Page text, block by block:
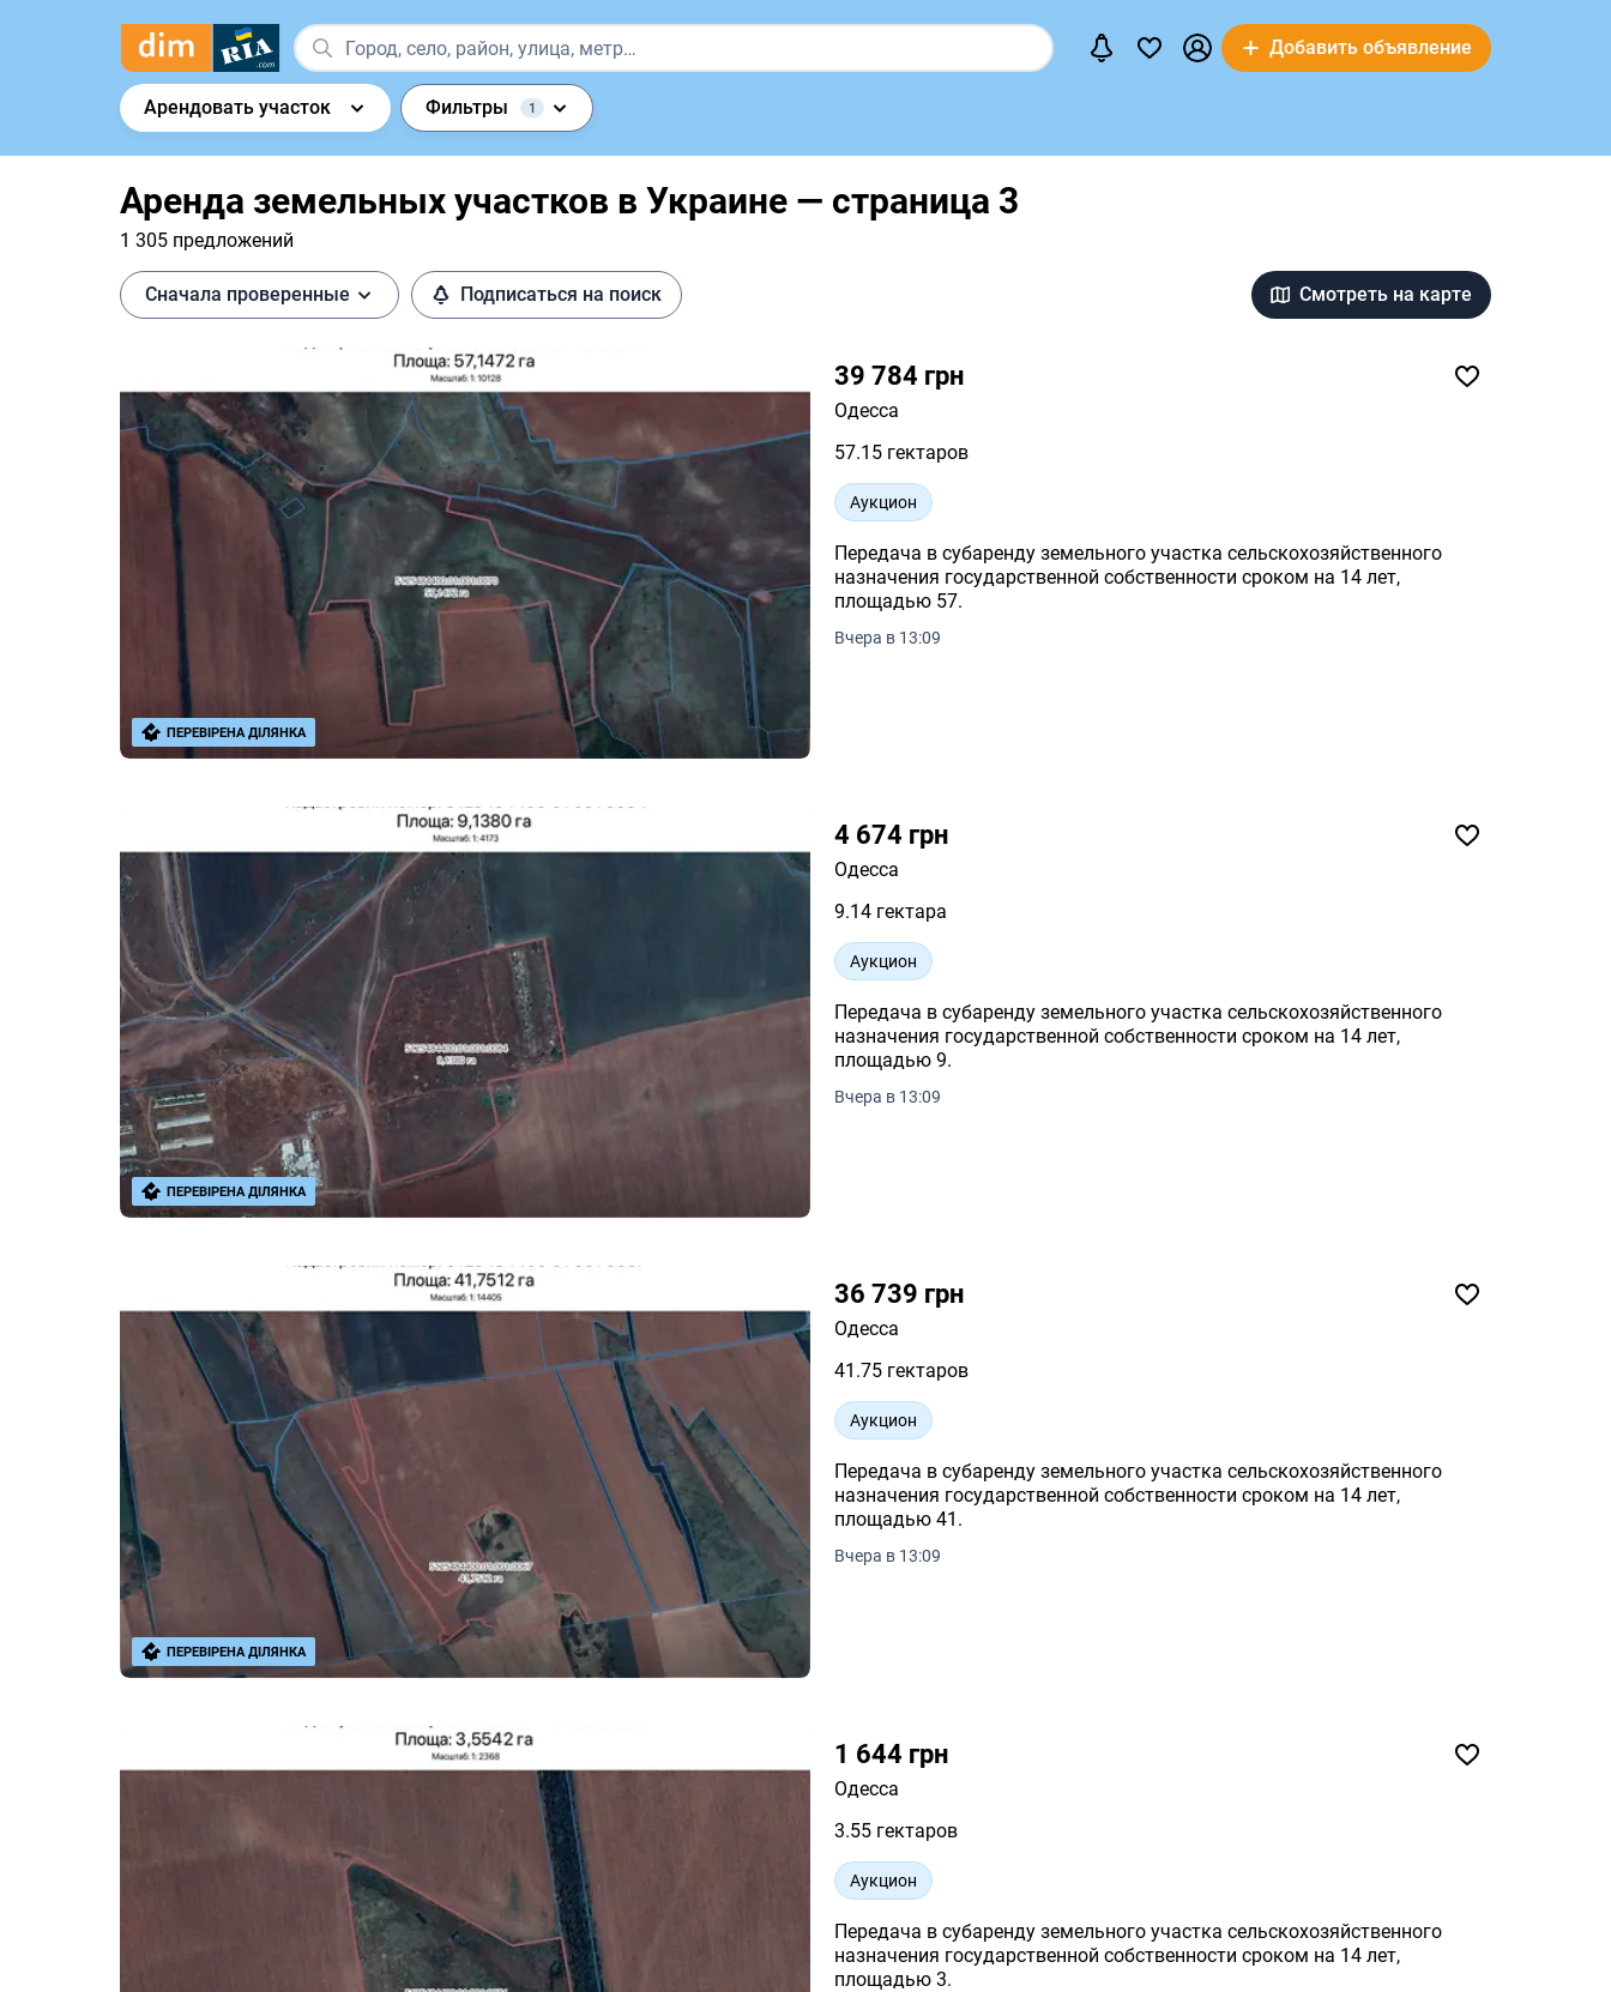
Добавить объявление
Арендовать участок Фильтры 1
Аренда земельных участков в Украине — страница 3
1 305 предложений
Сначала проверенные Подписаться на поиск Смотреть на карте
39 784 грн
Одесса
57.15 гектаров
Аукцион
Передача в субаренду земельного участка сельскохозяйственного
назначения государственной собственности сроком на 14 лет,
площадью 57.
Вчера в 13:09
ПЕРЕВІРЕНА ДІЛЯНКА
4 674 грн
Одесса
9.14 гектара
Аукцион
Передача в субаренду земельного участка сельскохозяйственного
назначения государственной собственности сроком на 14 лет,
площадью 9.
Вчера в 13:09
ПЕРЕВІРЕНА ДІЛЯНКА
36 739 грн
Одесса
41.75 гектаров
Аукцион
Передача в субаренду земельного участка сельскохозяйственного
назначения государственной собственности сроком на 14 лет,
площадью 41.
Вчера в 13:09
ПЕРЕВІРЕНА ДІЛЯНКА
1 644 грн
Одесса
3.55 гектаров
Аукцион
Передача в субаренду земельного участка сельскохозяйственного
назначения государственной собственности сроком на 14 лет,
площадью 3.